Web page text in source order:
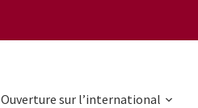
Ouverture sur l’international